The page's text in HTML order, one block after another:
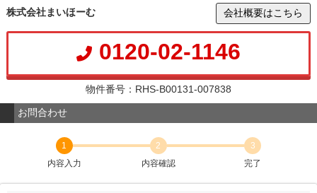
株式会社まいほーむ 会社概要はこちら
0120-02-1146
物件番号：RHS-B00131-007838
お問合わせ
1
内容入力
2
内容確認
3
完了